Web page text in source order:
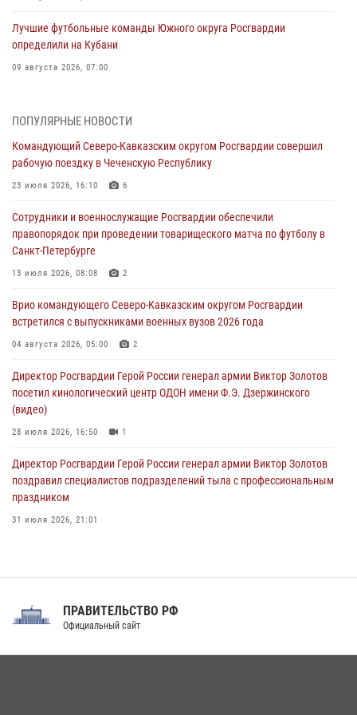
Лучшие футбольные команды Южного округа Росгвардии
определили на Кубани
09 августа 2026, 07:00
(видео)
Росгвардейцы провели занятие по стрелковой подготовке для
воспитанников Центра детского, юношеского туризма и
09 августа 2026, 05:00
В регионах Урала бойцам Росгвардии в зону СВО передали свежие
тиражи газет
Всероссийская ведомственная акции «Каникулы с Росгвардией
проходит в Сибири
ПОПУЛЯРНЫЕ НОВОСТИ
Командующий Северо-Кавказским округом Росгвардии совершил
рабочую поездку в Чеченскую Республику
23 июля 2026, 16:10 6
Сотрудники и военнослужащие Росгвардии обеспечили
правопорядок при проведении товарищеского матча по футболу в
Санкт-Петербурге
13 июля 2026, 08:08 2
Врио командующего Северо-Кавказским округом Росгвардии
встретился с выпускниками военных вузов 2026 года
04 августа 2026, 05:00 2
Директор Росгвардии Герой России генерал армии Виктор Золотов
посетил кинологический центр ОДОН имени Ф.Э. Дзержинского
(видео)
28 июля 2026, 16:50 1
Директор Росгвардии Герой России генерал армии Виктор Золотов
поздравил специалистов подразделений тыла с профессиональным
праздником
31 июля 2026, 21:01
Праздник «Один день с Росгвардией» к 105-летию Центрального
ПРАВИТЕЛЬСТВО РФ
Официальный сайт